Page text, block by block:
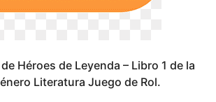
Héroes de Leyenda – Libro 1 de la
Literatura Juego de Rol.